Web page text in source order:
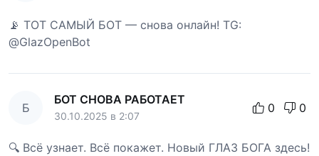
📡 ТОТ САМЫЙ БОТ — снова онлайн! TG:
@GlazOpenBot
Б
БОТ СНОВА РАБОТАЕТ
30.10.2025 в 2:07
0 0
🔍 Всё узнает. Всё покажет. Новый ГЛАЗ БОГА здесь!